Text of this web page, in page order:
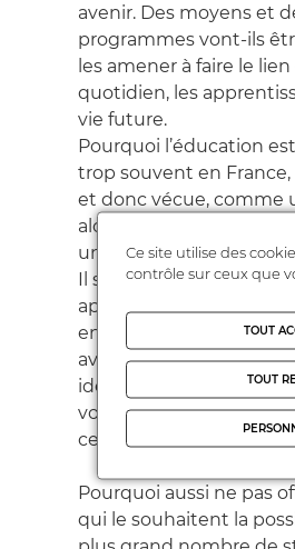
avenir. Des moyens et
programmes vont-ils
les amener à faire le
quotidien, les
vie future.
Pourquoi l’éducation
trop souvent en
et donc vécue, comme
alors qu’elle a pour
une chance et
Il serait utile de
approche positive des
enseignements en
avec la vie réelle afin
identifient les
vont acquérir et tout
celles-ci pour eux.
Pourquoi aussi ne pas
qui le souhaitent la
Ce site utilise des
contrôle sur ceux que
TOUT
TOUT